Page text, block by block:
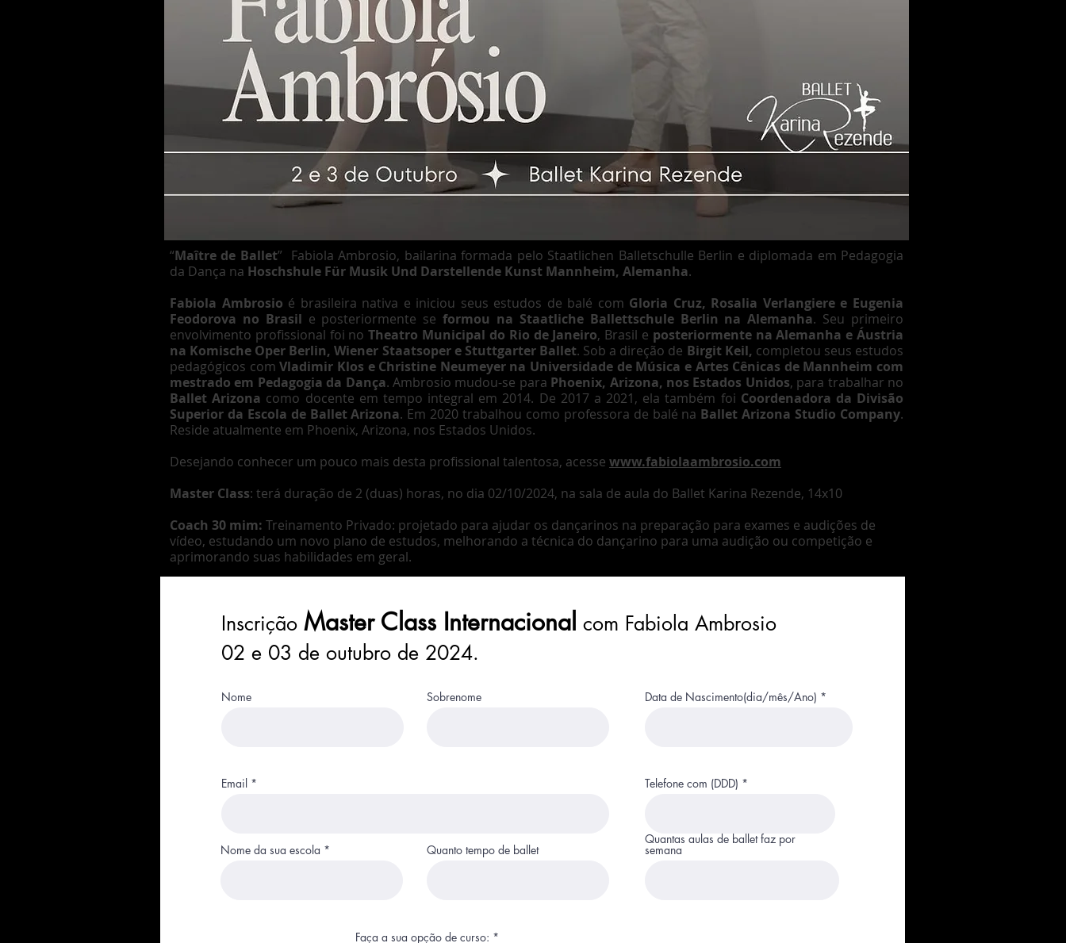
“Maître de Ballet” Fabiola Ambrosio, bailarina formada pelo Staatlichen Balletschulle Berlin e diplomada em Pedagogia
da Dança na Hoschshule Für Musik Und Darstellende Kunst Mannheim, Alemanha.
Fabiola Ambrosio é brasileira nativa e iniciou seus estudos de balé com Gloria Cruz, Rosalia Verlangiere e Eugenia
Feodorova no Brasil e posteriormente seformou na Staatliche Ballettschule Berlin na Alemanha. Seu primeiro
envolvimento profissional foi noTheatro Municipal do Rio de Janeiro, Brasil e posteriormente na Alemanha e Áustria
na Komische Oper Berlin, Wiener Staatsoper e Stuttgarter Ballet. Sob a direção de Birgit Keil, completou seus estudos
pedagógicos comVladimir Klos e Christine Neumeyer na Universidade de Música e Artes Cênicas de Mannheim com
mestrado em Pedagogia da Dança. Ambrosio mudou-se para Phoenix, Arizona, nos Estados Unidos, para trabalhar no
Ballet Arizona como docente em tempo integral em 2014. De 2017 a 2021, ela também foi Coordenadora da Divisão
Superior da Escola de Ballet Arizona. Em 2020 trabalhou como professora de balé na Ballet Arizona Studio Company.
Reside atualmente em Phoenix, Arizona, nos Estados Unidos.
Desejando conhecer um pouco mais desta profissional talentosa, acesse www.fabiolaambrosio.com
Master Class: terá duração de 2 (duas) horas, no dia 02/10/2024, na sala de aula do Ballet Karina Rezende, 14x10
Coach 30 mim: Treinamento Privado: projetado para ajudar os dançarinos na preparação para exames e audições de
vídeo, estudando um novo plano de estudos, melhorando a técnica do dançarino para uma audição ou competição e
aprimorando suas habilidades em geral.​
Inscrição Master Class Internacional com Fabiola Ambrosio
02 e 03 de outubro de 2024.
Nome Sobrenome Data de Nascimento(dia/mês/Ano)
Email
Nome da sua escola Quanto tempo de ballet
Telefone com (DDD)
Quantas aulas de ballet faz por
semana
Faça a sua opção de curso: *